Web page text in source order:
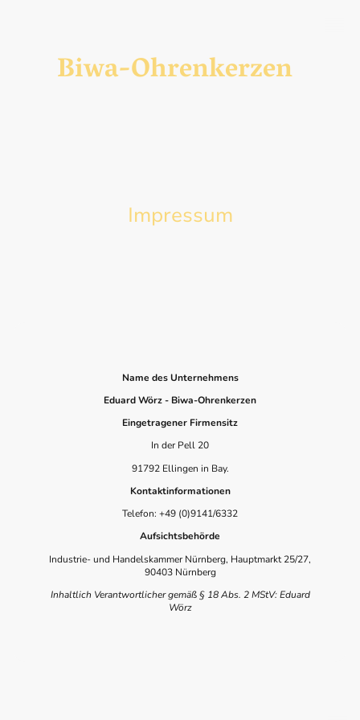
Biwa-Ohrenkerzen
Impressum
Name des Unternehmens
Eduard Wörz - Biwa-Ohrenkerzen
Eingetragener Firmensitz
In der Pell 20
91792 Ellingen in Bay.
Kontaktinformationen
Telefon: +49 (0)9141/6332
Aufsichtsbehörde
Industrie- und Handelskammer Nürnberg, Hauptmarkt 25/27,
90403 Nürnberg
Inhaltlich Verantwortlicher gemäß § 18 Abs. 2 MStV: Eduard
Wörz